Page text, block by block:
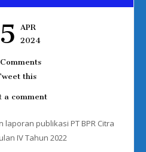
APR
2024
this
a comment
publikasi PT BPR Citra
IV Tahun 2022